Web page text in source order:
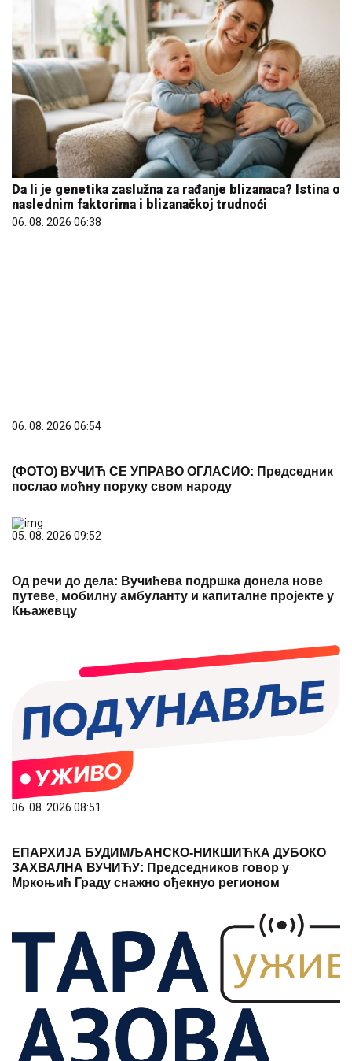
Da li je genetika zaslužna za rađanje blizanaca? Istina o
naslednim faktorima i blizanačkoj trudnoći
06. 08. 2026 06:38
06. 08. 2026 06:54
(ФОТО) ВУЧИЋ СЕ УПРАВО ОГЛАСИО: Председник
послао моћну поруку свом народу
05. 08. 2026 09:52
Од речи до дела: Вучићева подршка донела нове
путеве, мобилну амбуланту и капиталне пројекте у
Књажевцу
06. 08. 2026 08:51
ЕПАРХИЈА БУДИМЉАНСКО-НИКШИЋКА ДУБОКО
ЗАХВАЛНА ВУЧИЋУ: Председников говор у
Мркоњић Граду снажно ођекнуо регионом